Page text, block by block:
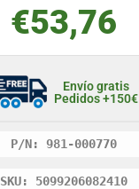
€53,76
Envío gratis
Pedidos +150€
P/N: 981-000770
SKU: 5099206082410